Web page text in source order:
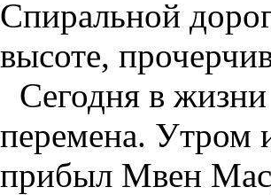
Спиральной
высоте,
Сегодня в жизни
перемена. Утром
прибыл Мвен